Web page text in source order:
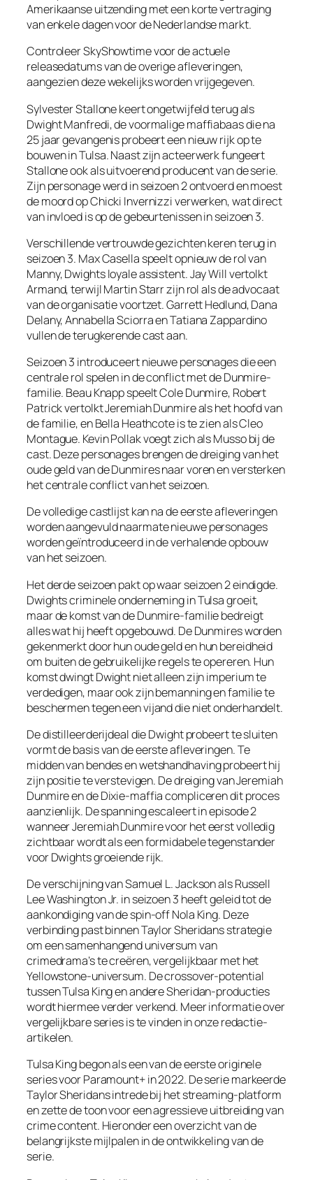
Amerikaanse uitzending met een korte vertraging
van enkele dagen voor de Nederlandse markt.
Controleer SkyShowtime voor de actuele
releasedatums van de overige afleveringen,
aangezien deze wekelijks worden vrijgegeven.
Sylvester Stallone keert ongetwijfeld terug als
Dwight Manfredi, de voormalige maffiabaas die na
25 jaar gevangenis probeert een nieuw rijk op te
bouwen in Tulsa. Naast zijn acteerwerk fungeert
Stallone ook als uitvoerend producent van de serie.
Zijn personage werd in seizoen 2 ontvoerd en moest
de moord op Chicki Invernizzi verwerken, wat direct
van invloed is op de gebeurtenissen in seizoen 3.
Verschillende vertrouwde gezichten keren terug in
seizoen 3. Max Casella speelt opnieuw de rol van
Manny, Dwights loyale assistent. Jay Will vertolkt
Armand, terwijl Martin Starr zijn rol als de advocaat
van de organisatie voortzet. Garrett Hedlund, Dana
Delany, Annabella Sciorra en Tatiana Zappardino
vullen de terugkerende cast aan.
Seizoen 3 introduceert nieuwe personages die een
centrale rol spelen in de conflict met de Dunmire-
familie. Beau Knapp speelt Cole Dunmire, Robert
Patrick vertolkt Jeremiah Dunmire als het hoofd van
de familie, en Bella Heathcote is te zien als Cleo
Montague. Kevin Pollak voegt zich als Musso bij de
cast. Deze personages brengen de dreiging van het
oude geld van de Dunmires naar voren en versterken
het centrale conflict van het seizoen.
De volledige castlijst kan na de eerste afleveringen
worden aangevuld naarmate nieuwe personages
worden geïntroduceerd in de verhalende opbouw
van het seizoen.
Het derde seizoen pakt op waar seizoen 2 eindigde.
Dwights criminele onderneming in Tulsa groeit,
maar de komst van de Dunmire-familie bedreigt
alles wat hij heeft opgebouwd. De Dunmires worden
gekenmerkt door hun oude geld en hun bereidheid
om buiten de gebruikelijke regels te opereren. Hun
komst dwingt Dwight niet alleen zijn imperium te
verdedigen, maar ook zijn bemanning en familie te
beschermen tegen een vijand die niet onderhandelt.
De distilleerderijdeal die Dwight probeert te sluiten
vormt de basis van de eerste afleveringen. Te
midden van bendes en wetshandhaving probeert hij
zijn positie te verstevigen. De dreiging van Jeremiah
Dunmire en de Dixie-maffia compliceren dit proces
aanzienlijk. De spanning escaleert in episode 2
wanneer Jeremiah Dunmire voor het eerst volledig
zichtbaar wordt als een formidabele tegenstander
voor Dwights groeiende rijk.
De verschijning van Samuel L. Jackson als Russell
Lee Washington Jr. in seizoen 3 heeft geleid tot de
aankondiging van de spin-off Nola King. Deze
verbinding past binnen Taylor Sheridans strategie
om een samenhangend universum van
crimedrama’s te creëren, vergelijkbaar met het
Yellowstone-universum. De crossover-potential
tussen Tulsa King en andere Sheridan-producties
wordt hiermee verder verkend. Meer informatie over
vergelijkbare series is te vinden in onze redactie-
artikelen.
Tulsa King begon als een van de eerste originele
series voor Paramount+ in 2022. De serie markeerde
Taylor Sheridans intrede bij het streaming-platform
en zette de toon voor een agressieve uitbreiding van
crime content. Hieronder een overzicht van de
belangrijkste mijlpalen in de ontwikkeling van de
serie.